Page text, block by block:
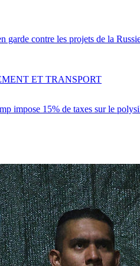
garde contre les projets de la
impose 15% de taxes sur le
ET TRANSPORT